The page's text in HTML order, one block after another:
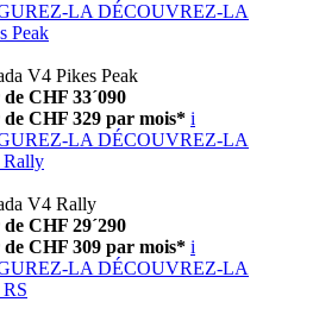
LA DÉCOUVREZ-LA
Peak
V4 Pikes Peak
CHF 33´090
CHF 329 par mois* i
LA DÉCOUVREZ-LA
V4 Rally
CHF 29´290
CHF 309 par mois* i
LA DÉCOUVREZ-LA